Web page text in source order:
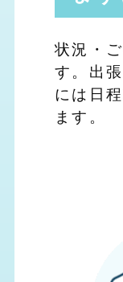
状況・
す。出
には日
ます。